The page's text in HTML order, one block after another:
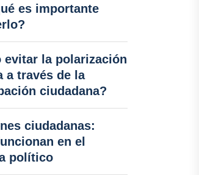
es importante
evitar la polarización
a través de la
ciudadana?
ciudadanas:
en el
político